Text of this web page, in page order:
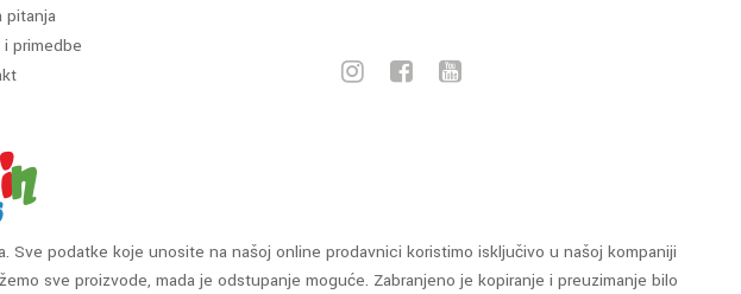
pitanja
i primedbe
Sve podatke koje unosite na našoj online prodavnici koristimo isključivo u našoj kompaniji
sve proizvode, mada je odstupanje moguće. Zabranjeno je kopiranje i preuzimanje bilo